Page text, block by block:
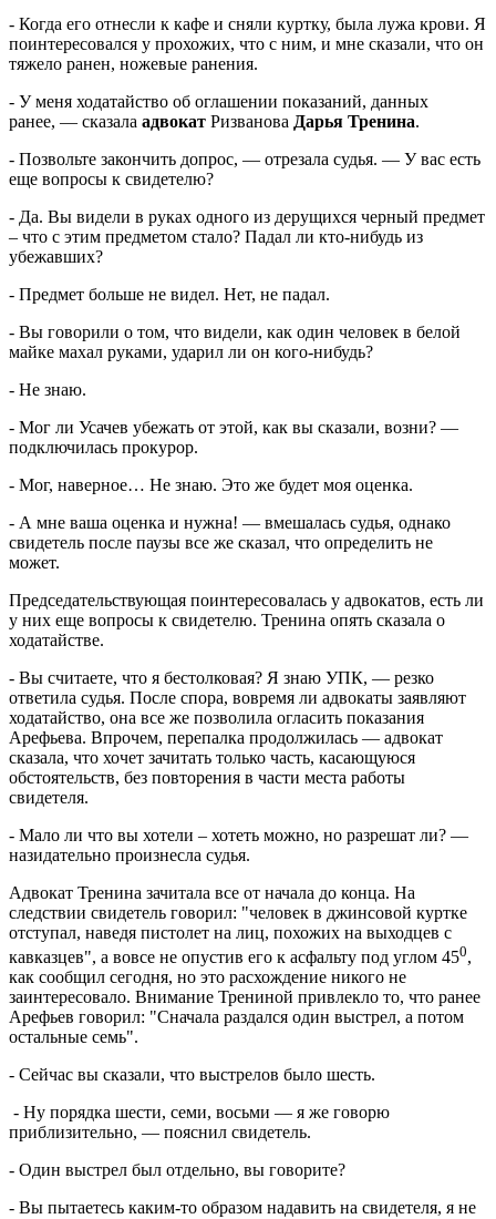
- Когда его отнесли к кафе и сняли куртку, была лужа крови. Я
поинтересовался у прохожих, что с ним, и мне сказали, что он
тяжело ранен, ножевые ранения.
- У меня ходатайство об оглашении показаний, данных
ранее, — сказала адвокат Ризванова Дарья Тренина.
- Позвольте закончить допрос, — отрезала судья. — У вас есть
еще вопросы к свидетелю?
- Да. Вы видели в руках одного из дерущихся черный предмет
– что с этим предметом стало? Падал ли кто-нибудь из
убежавших?
- Предмет больше не видел. Нет, не падал.
- Вы говорили о том, что видели, как один человек в белой
майке махал руками, ударил ли он кого-нибудь?
- Не знаю.
- Мог ли Усачев убежать от этой, как вы сказали, возни? —
подключилась прокурор.
- Мог, наверное… Не знаю. Это же будет моя оценка.
- А мне ваша оценка и нужна! — вмешалась судья, однако
свидетель после паузы все же сказал, что определить не
может.
Председательствующая поинтересовалась у адвокатов, есть ли
у них еще вопросы к свидетелю. Тренина опять сказала о
ходатайстве.
- Вы считаете, что я бестолковая? Я знаю УПК, — резко
ответила судья. После спора, вовремя ли адвокаты заявляют
ходатайство, она все же позволила огласить показания
Арефьева. Впрочем, перепалка продолжилась — адвокат
сказала, что хочет зачитать только часть, касающуюся
обстоятельств, без повторения в части места работы
свидетеля.
- Мало ли что вы хотели – хотеть можно, но разрешат ли? —
назидательно произнесла судья.
Адвокат Тренина зачитала все от начала до конца. На
следствии свидетель говорил: "человек в джинсовой куртке
отступал, наведя пистолет на лиц, похожих на выходцев с
кавказцев", а вовсе не опустив его к асфальту под углом 450,
как сообщил сегодня, но это расхождение никого не
заинтересовало. Внимание Трениной привлекло то, что ранее
Арефьев говорил: "Сначала раздался один выстрел, а потом
остальные семь".
- Сейчас вы сказали, что выстрелов было шесть.
- Ну порядка шести, семи, восьми — я же говорю
приблизительно, — пояснил свидетель.
- Один выстрел был отдельно, вы говорите?
- Вы пытаетесь каким-то образом надавить на свидетеля, я не